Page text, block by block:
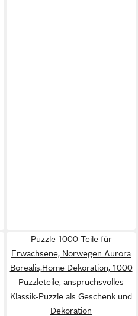
Puzzle 1000 Teile für
Erwachsene, Norwegen Aurora
Borealis,Home Dekoration, 1000
Puzzleteile, anspruchsvolles
Klassik-Puzzle als Geschenk und
Dekoration